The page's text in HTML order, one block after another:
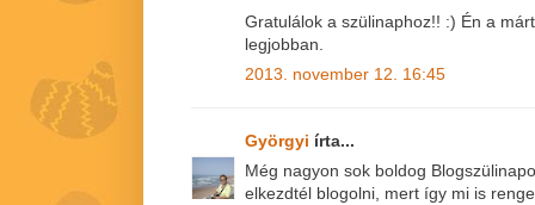
Gratulálok a szülinaphoz!! :) Én a
legjobban.
2013. november 12. 16:45
Györgyi írta...
Még nagyon sok boldog
elkezdtél blogolni, mert így mi is